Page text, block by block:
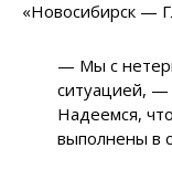
«Новосибирск —
— Мы с
ситуацией, —
Надеемся,
выполнены в